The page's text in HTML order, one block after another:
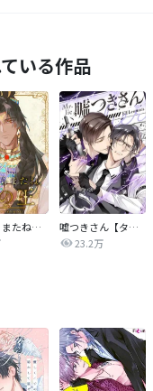
いる作品
さよならまたね、僕の王【タテヨミ】
嘘つきさん【タテヨミ】
23.2万